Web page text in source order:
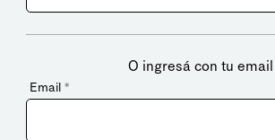
O ingresá con tu email
Email *